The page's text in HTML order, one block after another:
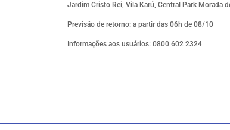
Jardim Cristo Rei, Vila Karú, Central Park Morada
Previsão de retorno: a partir das 06h de 08/10
Informações aos usuários: 0800 602 2324